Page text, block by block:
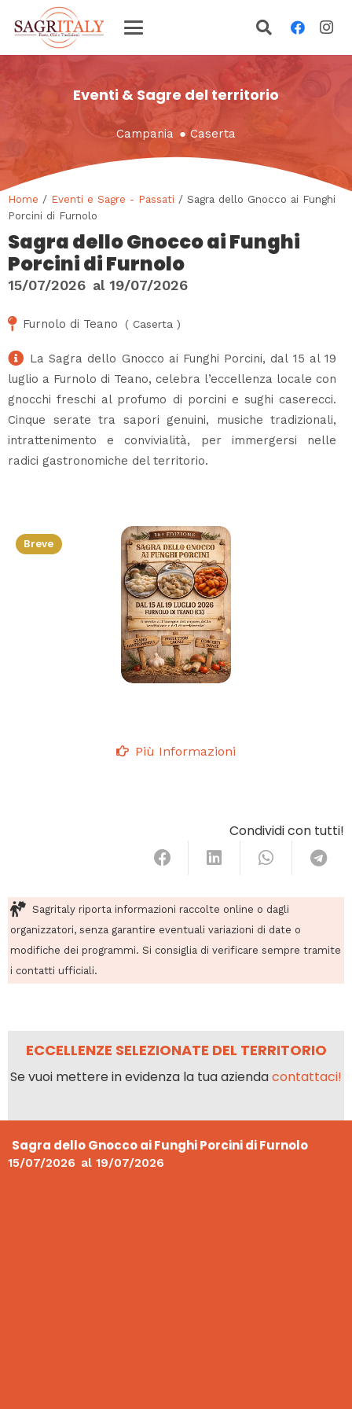
Eventi & Sagre del territorio
Campania ● Caserta
Home / Eventi e Sagre - Passati / Sagra dello Gnocco ai Funghi
Porcini di Furnolo
Sagra dello Gnocco ai Funghi
Porcini di Furnolo
15/07/2026 al 19/07/2026
Furnolo di Teano ( Caserta )
La Sagra dello Gnocco ai Funghi Porcini, dal 15 al 19
luglio a Furnolo di Teano, celebra l’eccellenza locale con
gnocchi freschi al profumo di porcini e sughi caserecci.
Cinque serate tra sapori genuini, musiche tradizionali,
intrattenimento e convivialità, per immergersi nelle
radici gastronomiche del territorio.
Breve
Più Informazioni
Condividi con tutti!
Sagritaly riporta informazioni raccolte online o dagli
organizzatori, senza garantire eventuali variazioni di date o
modifiche dei programmi. Si consiglia di verificare sempre tramite
i contatti ufficiali.
ECCELLENZE SELEZIONATE DEL TERRITORIO
Se vuoi mettere in evidenza la tua aziendacontattaci!
Sagra dello Gnocco ai Funghi Porcini di Furnolo
15/07/2026 al 19/07/2026